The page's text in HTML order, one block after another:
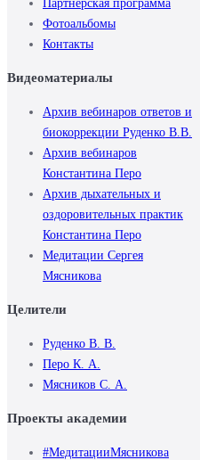
Партнерская программа
Фотоальбомы
Контакты
Видеоматериалы
Архив вебинаров ответов и
биокоррекции Руденко В.В.
Архив вебинаров
Константина Перо
Архив дыхательных и
оздоровительных практик
Константина Перо
Медитации Сергея
Мясникова
Целители
Руденко В. В.
Перо К. А.
Мясников С. А.
Проекты академии
#МедитацииМясникова